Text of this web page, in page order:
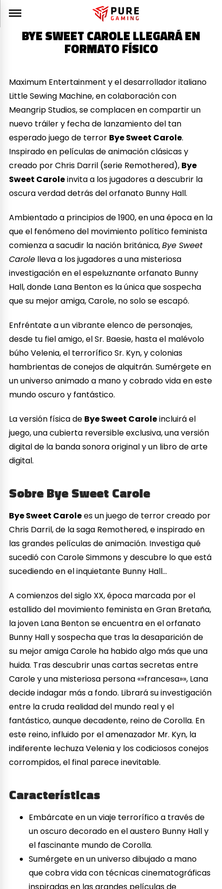
BYE SWEET CAROLE LLEGARÁ EN
FORMATO FÍSICO
Maximum Entertainment y el desarrollador italiano
Little Sewing Machine, en colaboración con
Meangrip Studios, se complacen en compartir un
nuevo tráiler y fecha de lanzamiento del tan
esperado juego de terror Bye Sweet Carole.
Inspirado en películas de animación clásicas y
creado por Chris Darril (serie Remothered), Bye
Sweet Caroleinvita a los jugadores a descubrir la
oscura verdad detrás del orfanato Bunny Hall.
Ambientado a principios de 1900, en una época en la
que el fenómeno del movimiento político feminista
comienza a sacudir la nación británica,Bye Sweet
Carole lleva a los jugadores a una misteriosa
investigación en el espeluznante orfanato Bunny
Hall, donde Lana Benton es la única que sospecha
que su mejor amiga, Carole, no solo se escapó.
Enfréntate a un vibrante elenco de personajes,
desde tu fiel amigo, el Sr. Baesie, hasta el malévolo
búho Velenia, el terrorífico Sr. Kyn, y colonias
hambrientas de conejos de alquitrán. Sumérgete en
un universo animado a mano y cobrado vida en este
mundo oscuro y fantástico.
La versión física de Bye Sweet Caroleincluirá el
juego, una cubierta reversible exclusiva, una versión
digital de la banda sonora original y un libro de arte
digital.
Sobre Bye Sweet Carole
Bye Sweet Carolees un juego de terror creado por
Chris Darril, de la saga Remothered, e inspirado en
las grandes películas de animación. Investiga qué
sucedió con Carole Simmons y descubre lo que está
sucediendo en el inquietante Bunny Hall…
A comienzos del siglo XX, época marcada por el
estallido del movimiento feminista en Gran Bretaña,
la joven Lana Benton se encuentra en el orfanato
Bunny Hall y sospecha que tras la desaparición de
su mejor amiga Carole ha habido algo más que una
huida. Tras descubrir unas cartas secretas entre
Carole y una misteriosa persona «»francesa»», Lana
decide indagar más a fondo. Librará su investigación
entre la cruda realidad del mundo real y el
fantástico, aunque decadente, reino de Corolla. En
este reino, influido por el amenazador Mr. Kyn, la
indiferente lechuza Velenia y los codiciosos conejos
corrompidos, el final parece inevitable.
Características
Embárcate en un viaje terrorífico a través de
un oscuro decorado en el austero Bunny Hall y
el fascinante mundo de Corolla.
Sumérgete en un universo dibujado a mano
que cobra vida con técnicas cinematográficas